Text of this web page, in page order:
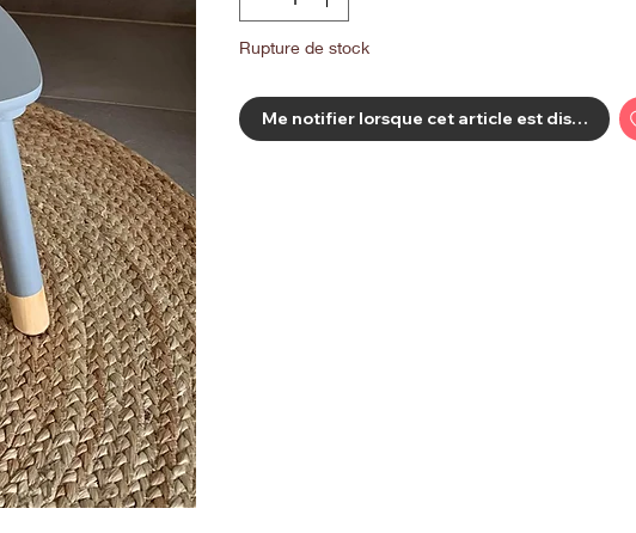
Rupture de stock
Me notifier lorsque cet article est disponible